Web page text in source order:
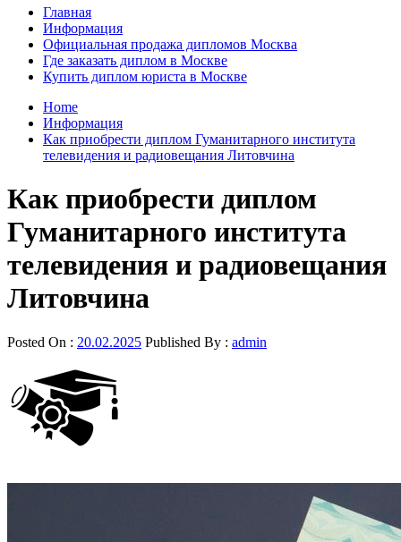
Главная
Информация
Официальная продажа дипломов Москва
Где заказать диплом в Москве
Купить диплом юриста в Москве
Home
Информация
Как приобрести диплом Гуманитарного института
телевидения и радиовещания Литовчина
Как приобрести диплом
Гуманитарного института
телевидения и радиовещания
Литовчина
Posted On : 20.02.2025 Published By : admin